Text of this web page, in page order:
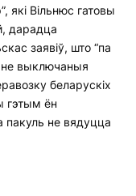
які Вільнюс гатовы
дарадца
заявіў, што “па
не выключаныя
беларускіх
гэтым ён
пакуль не вядуцца